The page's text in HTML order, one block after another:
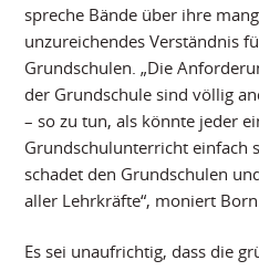
spreche Bände über ihre
unzureichendes Verständnis
Grundschulen. „Die
der Grundschule sind völlig
– so zu tun, als könnte jeder
Grundschulunterricht einfach
schadet den Grundschulen
aller Lehrkräfte“, moniert Born.
Es sei unaufrichtig, dass die